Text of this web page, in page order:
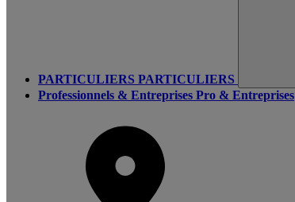
PARTICULIERS PARTICULIERS
Professionnels & Entreprises Pro & Entreprises